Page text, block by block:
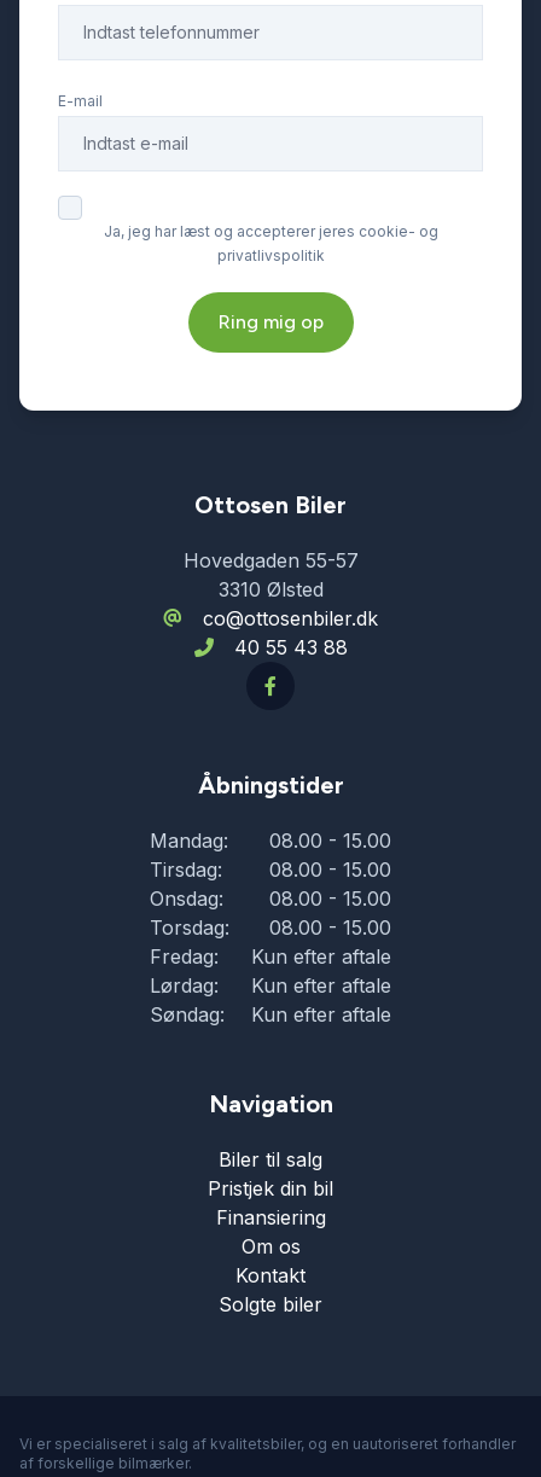
E-mail
Ja, jeg har læst og accepterer jeres cookie- og
privatlivspolitik
Ring mig op
Ottosen Biler
Hovedgaden 55-57
3310 Ølsted
co@ottosenbiler.dk
40 55 43 88
Åbningstider
Mandag:
08.00 - 15.00
Tirsdag:
08.00 - 15.00
Onsdag:
08.00 - 15.00
Torsdag:
08.00 - 15.00
Fredag:
Kun efter aftale
Lørdag:
Kun efter aftale
Søndag:
Kun efter aftale
Navigation
Biler til salg
Pristjek din bil
Finansiering
Om os
Kontakt
Solgte biler
Vi er specialiseret i salg af kvalitetsbiler, og en uautoriseret forhandler
af forskellige bilmærker.